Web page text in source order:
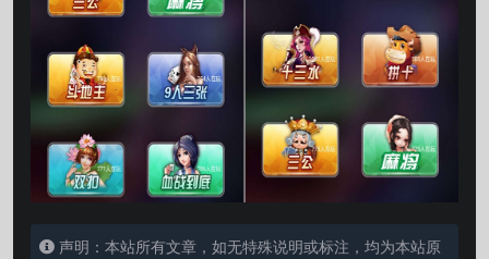
声明：本站所有文章，如无特殊说明或标注，均为本站原